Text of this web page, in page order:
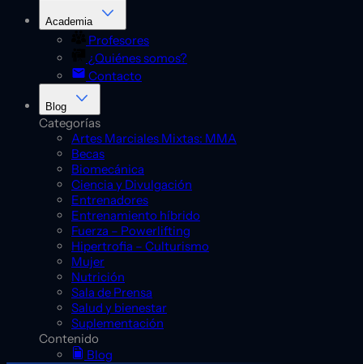
Academia
Profesores
¿Quiénes somos?
Contacto
Blog
Categorías
Artes Marciales Mixtas: MMA
Becas
Biomecánica
Ciencia y Divulgación
Entrenadores
Entrenamiento híbrido
Fuerza – Powerlifting
Hipertrofia – Culturismo
Mujer
Nutrición
Sala de Prensa
Salud y bienestar
Suplementación
Contenido
Blog